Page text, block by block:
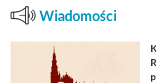
Wiadomości